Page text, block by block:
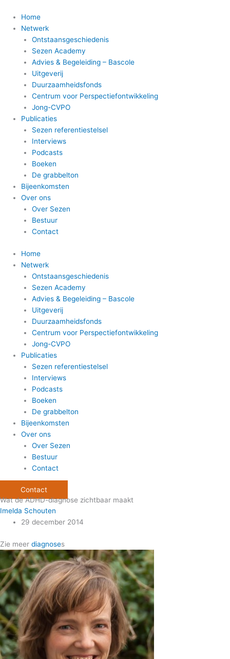
naar
Home
Netwerk
Ontstaansgeschiedenis
Sezen Academy
Advies & Begeleiding – Bascole
Uitgeverij
Duurzaamheidsfonds
Centrum voor Perspectiefontwikkeling
Jong-CVPO
Publicaties
Sezen referentiestelsel
Interviews
Podcasts
Boeken
De grabbelton
Bijeenkomsten
Over ons
Over Sezen
Bestuur
Contact
Home
Netwerk
Ontstaansgeschiedenis
Sezen Academy
Advies & Begeleiding – Bascole
Uitgeverij
Duurzaamheidsfonds
Centrum voor Perspectiefontwikkeling
Jong-CVPO
Publicaties
Sezen referentiestelsel
Interviews
Podcasts
Boeken
De grabbelton
Bijeenkomsten
Over ons
Over Sezen
Bestuur
Contact
Contact
Wat de ADHD-diagnose zichtbaar maakt
Imelda Schouten
29 december 2014
Zie meer diagnoses